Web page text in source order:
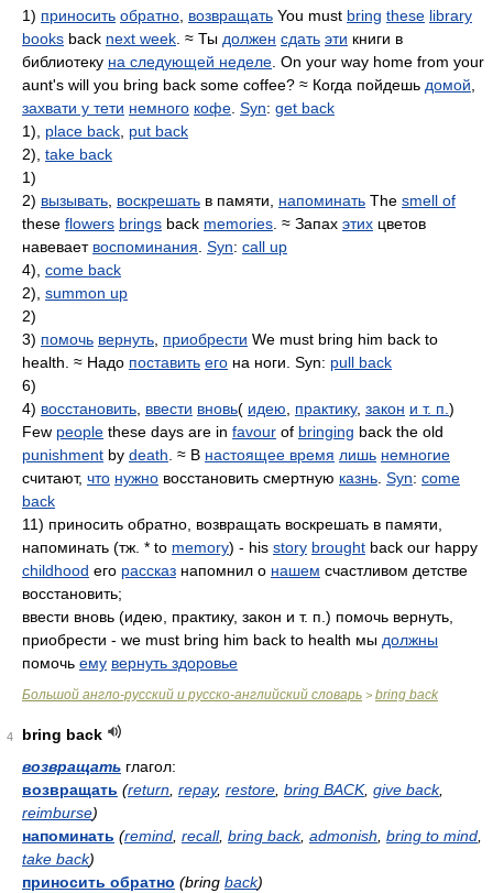
1) приносить обратно возвращать You must bring these library
books back next week . ≈ Ты должен сдать эти книги в
библиотеку на следующей неделе . On your way home from your
aunt's will you bring back some coffee? ≈ Когда пойдешь домой
захвати у тети немного кофе Syn: get back
1), place back put back
2), take back
1)
2) вызывать воскрешать в памяти, напоминать The smell of
these flowers brings back memories . ≈ Запах этих цветов
навевает воспоминания Syn: call up
4), come back
2), summon up
2)
3) помочь вернуть приобрести We must bring him back to
health. ≈ Надо поставить его на ноги. Syn: pull back
6)
4) восстановить ввести вновь( идею практику, закон и т. п. )
Few people these days are in favour of bringing back the old
punishment by death . ≈ В настоящее время лишь немногие
считают, что нужно восстановить смертную казнь Syn: come
back
11) приносить обратно, возвращать воскрешать в памяти,
напоминать (тж. * to memory) - his story brought back our happy
childhood его рассказ напомнил о нашем счастливом детстве
восстановить;
ввести вновь (идею, практику, закон и т. п.) помочь вернуть,
приобрести - we must bring him back to health мы должны
помочь ему вернуть здоровье
Большой англо-русский и русско-английский словарь > bring back
4
bring back
возвращать глагол:
возвращать (return repay, restore bring BACK, give back,
reimburse)
напоминать (remind recall, bring back, admonish bring to mind
take back)
приносить обратно (bring back)